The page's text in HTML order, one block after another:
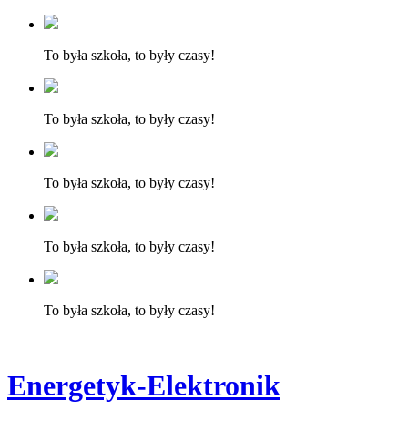
To była szkoła, to były czasy!
To była szkoła, to były czasy!
To była szkoła, to były czasy!
To była szkoła, to były czasy!
To była szkoła, to były czasy!
Energetyk-Elektronik